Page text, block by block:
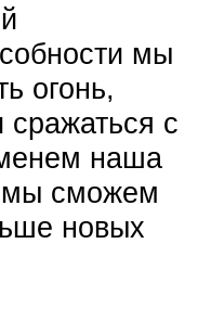
мы
огонь,
сражаться с
наша
мы сможем
новых